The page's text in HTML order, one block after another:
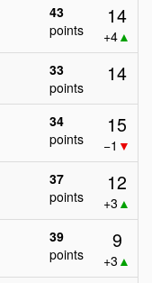
43
points
14
+4▲
33
points
14
34
points
15
−1 ▼
37
points
12
+3 ▲
39
points
9
+3 ▲